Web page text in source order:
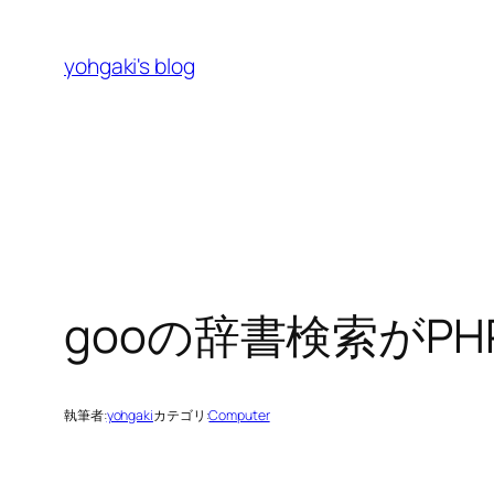
yohgaki's blog
gooの辞書検索が
執筆者:yohgakiカテゴリ:Computer